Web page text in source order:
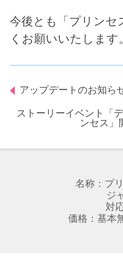
今後とも「プリンセ
くお願いいたします
アップデートのお知ら
ストーリーイベント「
ンセス」
名称：プ
ジ
対
価格：基本